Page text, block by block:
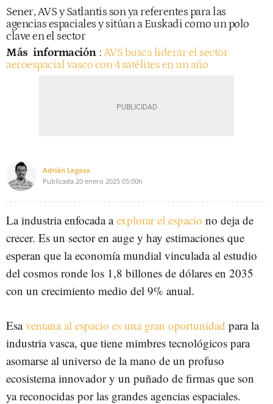
Sener, AVS y Satlantis son ya referentes para las
agencias espaciales y sitúan a Euskadi como un polo
clave en el sector
Más información :AVS busca liderar el sector
aeroespacial vasco con 4 satélites en un año
Adrián Legasa
Publicada 20 enero 2025 05:00h
La industria enfocada aexplorar el espacio no deja de
crecer. Es un sector en auge y hay estimaciones que
esperan que la economía mundial vinculada al estudio
del cosmos ronde los 1,8 billones de dólares en 2035
con un crecimiento medio del 9% anual.
Esaventana al espacio es una gran oportunidad para la
industria vasca, que tiene mimbres tecnológicos para
asomarse al universo de la mano de un profuso
ecosistema innovador y un puñado de firmas que son
ya reconocidas por las grandes agencias espaciales.